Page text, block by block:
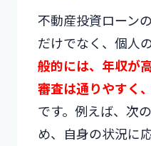
不動産投資ローン
だけでなく、個人
般的には、年収が
審査は通りやすく
です。例えば、次
め、自身の状況に